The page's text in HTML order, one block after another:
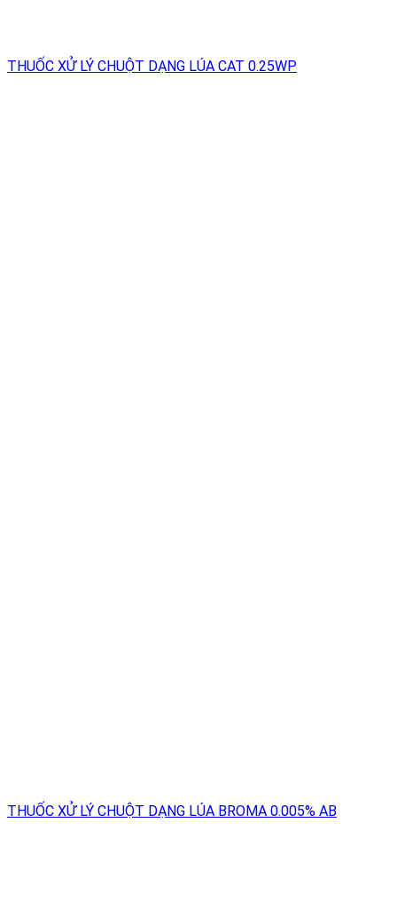
THUỐC XỬ LÝ CHUỘT DẠNG LÚA CAT 0.25WP
THUỐC XỬ LÝ CHUỘT DẠNG LÚA BROMA 0.005% AB